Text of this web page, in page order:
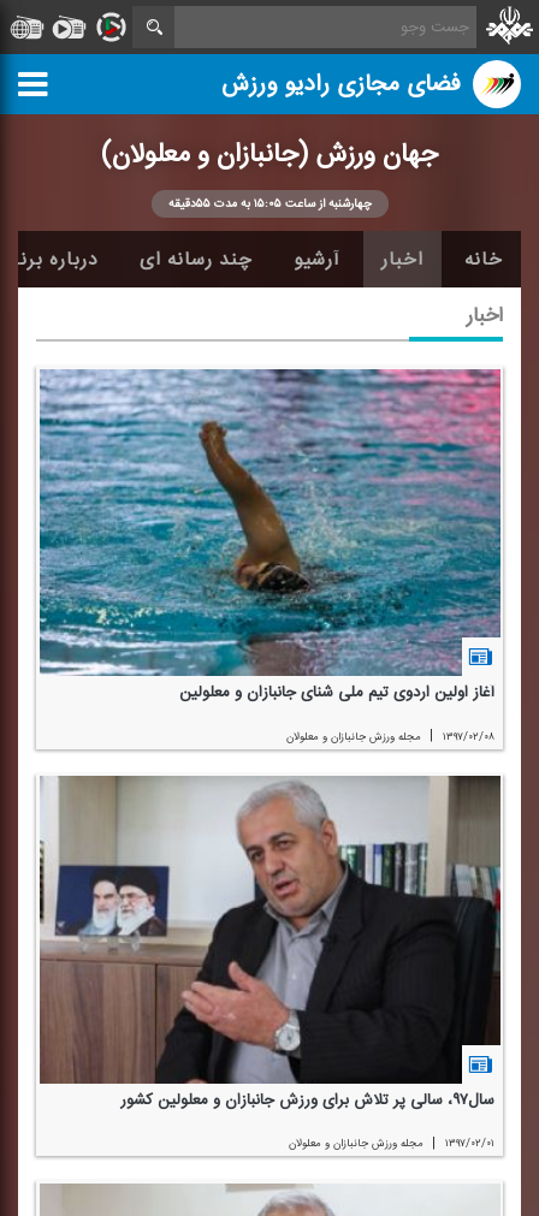
فضای مجازی رادیو ورزش
جهان ورزش (جانبازان و معلولان)
چهارشنبه از ساعت ۱۵:۰۵ به مدت ۵۵دقیقه
خانه اخبار آرشیو چند رسانه ای درباره
اخبار
آغاز اولین اردوی تیم ملی شنای جانبازان و معلولین
۱۳۹۷/۰۲/۰۸ | مجله ورزش جانبازان و معلولان
سال۹۷، سالی پر تلاش برای ورزش جانبازان و معلولین كشور
۱۳۹۷/۰۲/۰۱ | مجله ورزش جانبازان و معلولان